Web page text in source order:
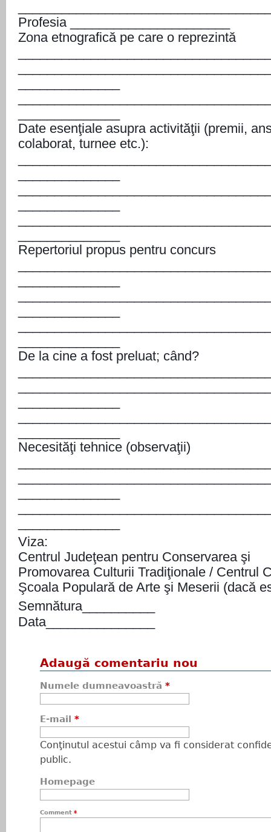
Profesia ______________________
Zona etnografică pe care o reprezintă
Date esenţiale asupra activităţii (premii,
colaborat, turnee etc.):
Repertoriul propus pentru concurs
De la cine a fost preluat; când?
Necesităţi tehnice (observaţii)
Viza:
Centrul Judeţean pentru Conservarea şi
Promovarea Culturii Tradiţionale / Centrul
Şcoala Populară de Arte şi Meserii (dacă
Semnătura__________
Data_______________
Adaugă comentariu nou
Numele dumneavoastră *
E-mail *
Conţinutul acestui câmp va fi considerat
public.
Homepage
Comment *